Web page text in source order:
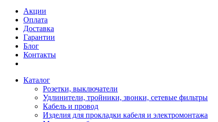
Акции
Оплата
Доставка
Гарантии
Блог
Контакты
Каталог
Розетки, выключатели
Удлинители, тройники, звонки, сетевые фильтры
Кабель и провод
Изделия для прокладки кабеля и электромонтажа